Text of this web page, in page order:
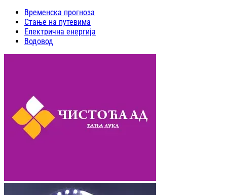
Временска прогноза
Стање на путевима
Електрична енергија
Водовод